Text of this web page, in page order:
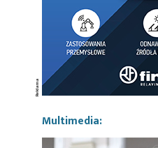
Multimedia: